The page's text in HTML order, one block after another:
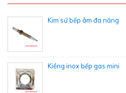
Kim sứ bếp âm đa năng
Kiềng inox bếp gas mini